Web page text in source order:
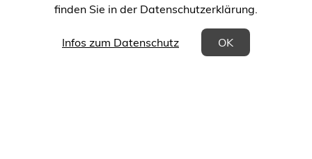
finden Sie in der Datenschutzerklärung.
Infos zum Datenschutz
(Öffnet in einem neuen Tab) OK